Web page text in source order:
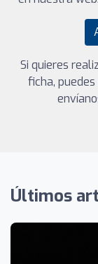
Si quieres
ficha,
Últimos